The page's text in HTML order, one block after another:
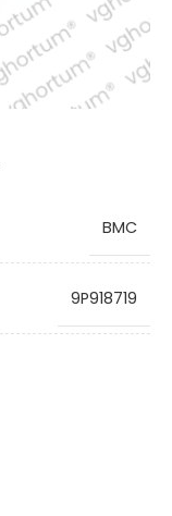
BMC
9P918719